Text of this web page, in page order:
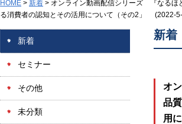
HOME > 新着 > オンライン動画配信シリーズ 『なる
る消費者の認知とその活用について（その2」 (2022-
新着
セミナー
その他
未分類
新着
オ
品
用